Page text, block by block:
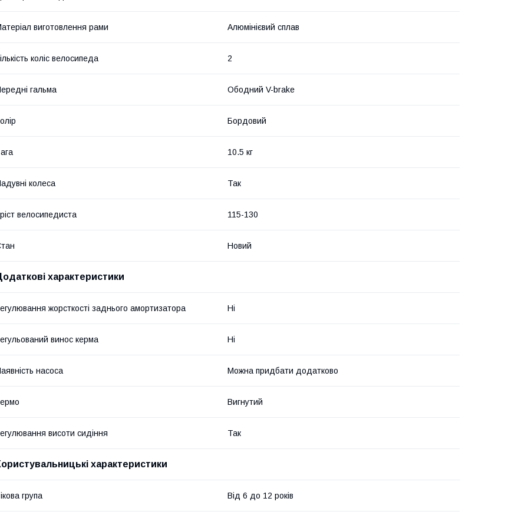
виготовлення рами Алюмінієвий сплав
коліс велосипеда 2
гальма Ободний V-brake
Бордовий
10.5 кг
колеса Так
велосипедиста 115-130
Новий
характеристики
жорсткості заднього амортизатора Ні
винос керма Ні
насоса Можна придбати додатково
Вигнутий
висоти сидіння Так
характеристики
група Від 6 до 12 років